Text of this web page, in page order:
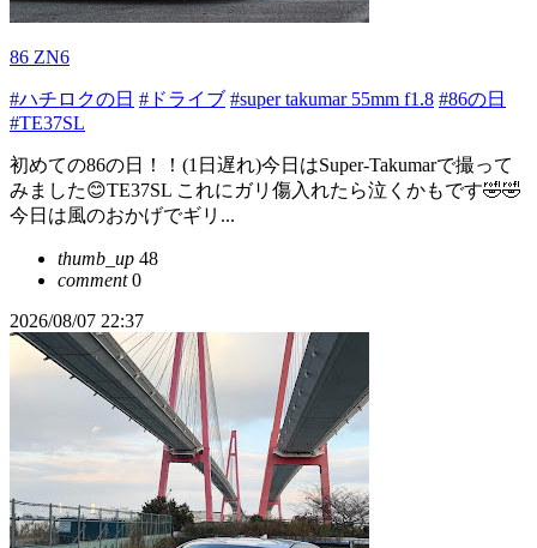
86 ZN6
#ハチロクの日 #ドライブ #super takumar 55mm f1.8 #86の日
#TE37SL
初めての86の日！！(1日遅れ)今日はSuper-Takumarで撮って
みました😊TE37SL これにガリ傷入れたら泣くかもです🤣🤣
今日は風のおかげでギリ...
thumb_up 48
comment0
2026/08/07 22:37